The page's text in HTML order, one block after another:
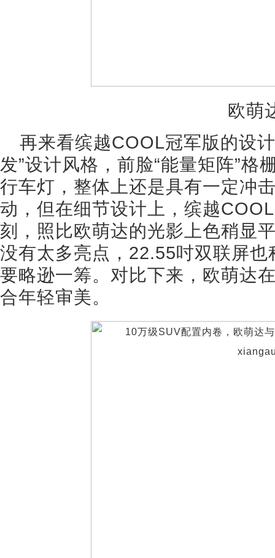
欧萌
再来看缤越COOL冠军版的设
发”设计风格，前脸“能量矩阵”格
行车灯，整体上还是具有一定冲
动，但在细节设计上，缤越
刻，照比欧萌达的光影上色稍显
没有太多亮点，22.55吋双联屏
要略逊一筹。对比下来，欧萌达
合年轻审美。